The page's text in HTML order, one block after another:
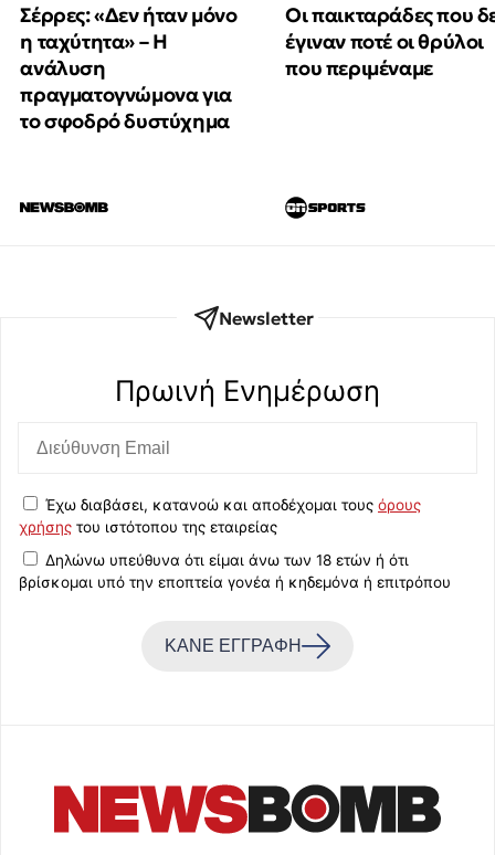
Σέρρες: «Δεν ήταν μόνο
η ταχύτητα» – Η
ανάλυση
πραγματογνώμονα για
το σφοδρό δυστύχημα
Οι παικταράδες που
έγιναν ποτέ οι θρύλοι
που περιμέναμε
Newsletter
Πρωινή Eνημέρωση
Έχω διαβάσει, κατανοώ και αποδέχομαι τους όρους
χρήσης του ιστότοπου της εταιρείας
Δηλώνω υπεύθυνα ότι είμαι άνω των 18 ετών ή ότι
βρίσκομαι υπό την εποπτεία γονέα ή κηδεμόνα ή επιτρόπου
ΚΑΝΕ ΕΓΓΡΑΦΗ